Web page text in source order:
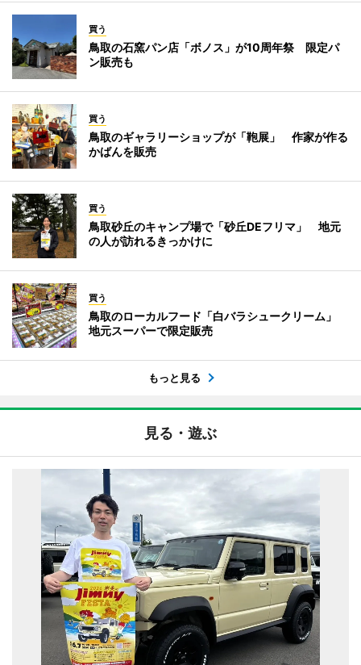
買う
鳥取の石窯パン店「ボノス」が10周年祭 限定パ
ン販売も
買う
鳥取のギャラリーショップが「鞄展」 作家が作る
かばんを販売
買う
鳥取砂丘のキャンプ場で「砂丘DEフリマ」 地元
の人が訪れるきっかけに
買う
鳥取のローカルフード「白バラシュークリーム」
地元スーパーで限定販売
もっと見る
見る・遊ぶ